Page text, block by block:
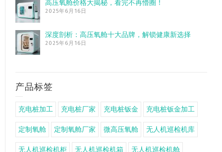
高压氧舱价格大揭秘，看完不再懵圈！
2025年6月16日
深度剖析：高压氧舱十大品牌，解锁健康新选择
2025年6月16日
产品标签
充电桩加工 充电桩厂家 充电桩钣金 充电桩钣金加工
定制氧舱 定制氧舱厂家 微高压氧舱 无人机巡检机库
无人机巡检机柜 无人机巡检机箱 无人机巡检机舱